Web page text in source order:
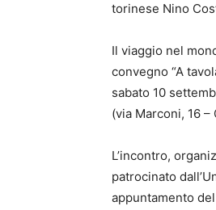
torinese Nino
Il viaggio nel
convegno “A
sabato 10
(via Marconi, 16 –
L’incontro,
patrocinato
appuntamento